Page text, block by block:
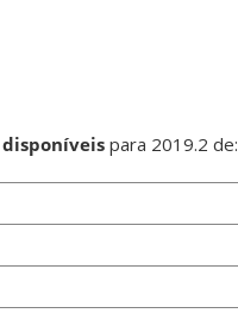
disponíveis para 2019.2 de: